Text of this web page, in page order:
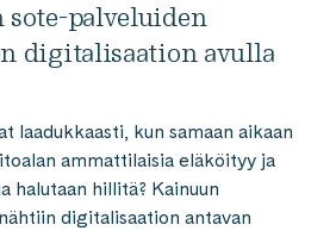
sote-palveluiden
digitalisaation avulla
laadukkaasti, kun samaan aikaan
ammattilaisia eläköityy ja
halutaan hillitä? Kainuun
digitalisaation antavan